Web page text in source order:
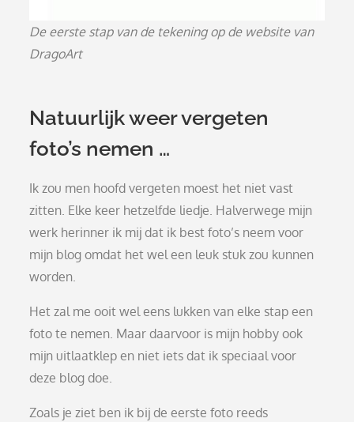
De eerste stap van de tekening op de website van
DragoArt
Natuurlijk weer vergeten
foto’s nemen …
Ik zou men hoofd vergeten moest het niet vast
zitten. Elke keer hetzelfde liedje. Halverwege mijn
werk herinner ik mij dat ik best foto’s neem voor
mijn blog omdat het wel een leuk stuk zou kunnen
worden.
Het zal me ooit wel eens lukken van elke stap een
foto te nemen. Maar daarvoor is mijn hobby ook
mijn uitlaatklep en niet iets dat ik speciaal voor
deze blog doe.
Zoals je ziet ben ik bij de eerste foto reeds